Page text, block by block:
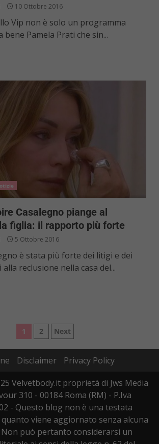
10 Ottobre 2016
Vip non è solo un programma
bene Pamela Prati che sin...
Casalegno piange al
figlia: il rapporto più forte
5 Ottobre 2016
è stata più forte dei litigi e dei
reclusione nella casa del...
Paginazione
degli
1 2 Next
Disclaimer
Privacy Policy
Velvetbody.it proprietà di Jws Media
310 - 00184 Roma (RM) - P.Iva
- Questo blog non è una testata
viene aggiornato senza alcuna
Non può pertanto considerarsi un